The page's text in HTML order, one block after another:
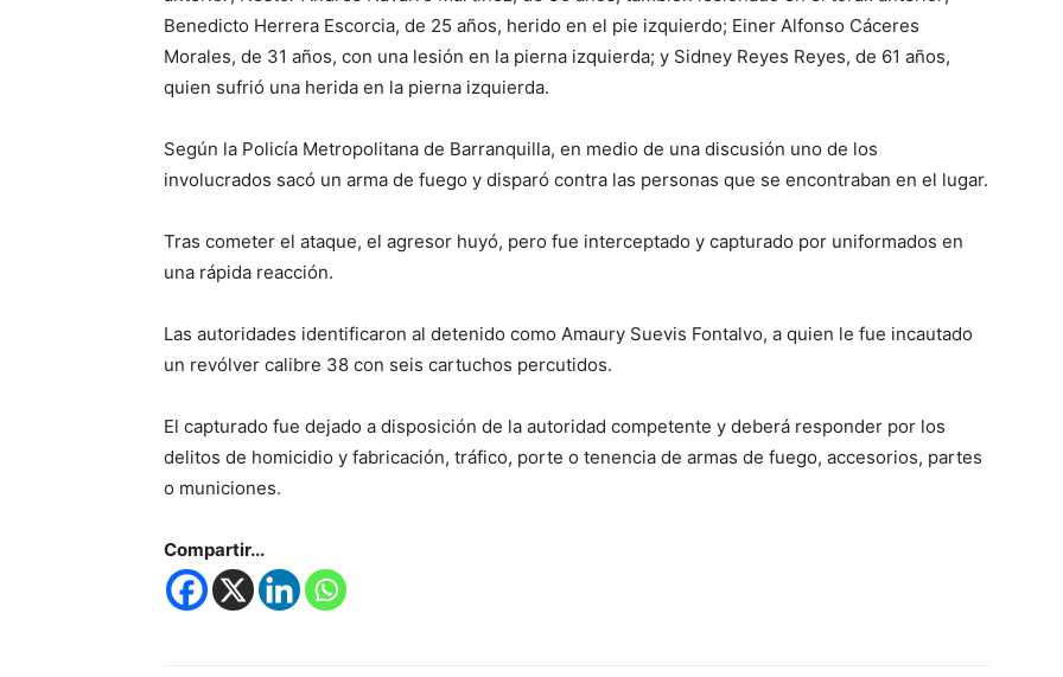
Benedicto Herrera Escorcia, de 25 años, herido en el pie izquierdo; Einer Alfonso Cáceres
Morales, de 31 años, con una lesión en la pierna izquierda; y Sidney Reyes Reyes, de 61 años,
quien sufrió una herida en la pierna izquierda.
Según la Policía Metropolitana de Barranquilla, en medio de una discusión uno de los
involucrados sacó un arma de fuego y disparó contra las personas que se encontraban en el lugar.
Tras cometer el ataque, el agresor huyó, pero fue interceptado y capturado por uniformados en
una rápida reacción.
Las autoridades identificaron al detenido como Amaury Suevis Fontalvo, a quien le fue incautado
un revólver calibre 38 con seis cartuchos percutidos.
El capturado fue dejado a disposición de la autoridad competente y deberá responder por los
delitos de homicidio y fabricación, tráfico, porte o tenencia de armas de fuego, accesorios, partes
o municiones.
Compartir...